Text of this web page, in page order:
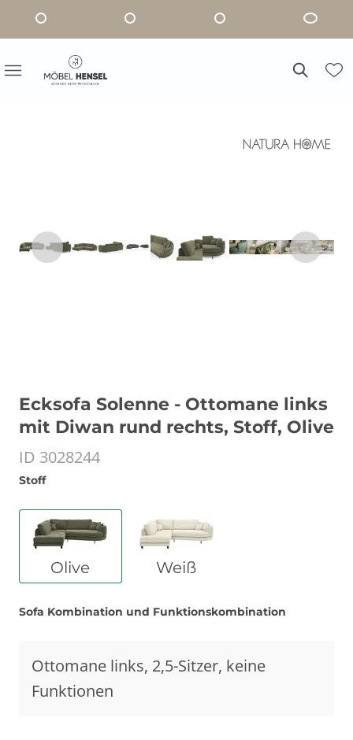
Ecksofa Solenne - Ottomane links
mit Diwan rund rechts, Stoff, Olive
ID 3028244
Stoff
Olive Weiß
Sofa Kombination und Funktionskombination
Ottomane links, 2,5-Sitzer, keine
Funktionen